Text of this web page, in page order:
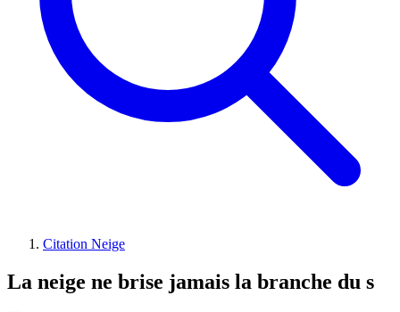
Citation Neige
La neige ne brise jamais la branche du s